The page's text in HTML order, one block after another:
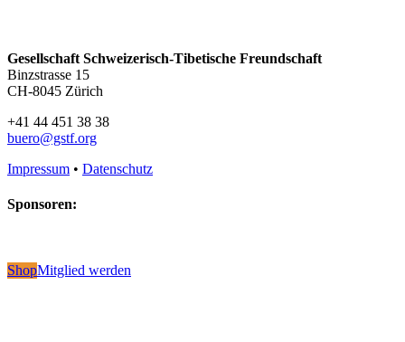
Gesellschaft Schweizerisch-Tibetische Freundschaft
Binzstrasse 15
CH-8045 Zürich
+41 44 451 38 38
buero@gstf.org
Impressum • Datenschutz
Sponsoren:
ShopMitglied werden